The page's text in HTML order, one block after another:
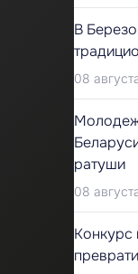
В
08
ратуши
08
Конкурс